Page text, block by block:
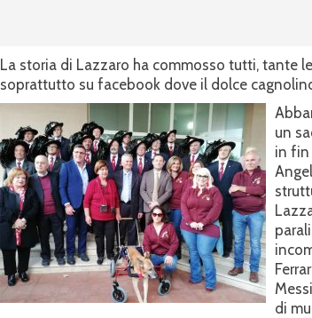
La storia di Lazzaro ha commosso tutti, tante
soprattutto su facebook dove il dolce
un
in fin
di